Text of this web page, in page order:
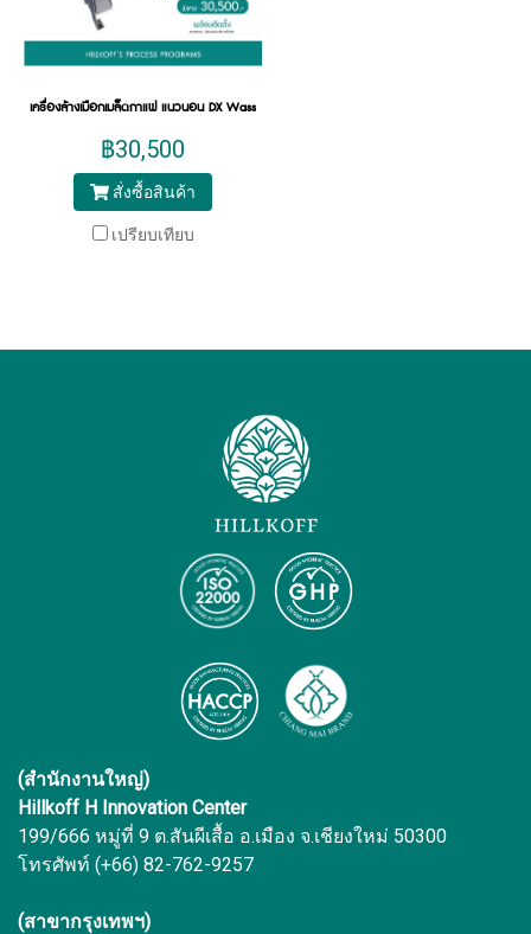
เครื่องล้างเมือกเมล็ดกาแฟ แนวนอน DX Wassun
฿30,500
สั่งซื้อสินค้า
เปรียบเทียบ
(สำนักงานใหญ่)
Hillkoff H Innovation Center
199/666 หมู่ที่ 9 ต.สันผีเสื้อ อ.เมือง จ.เชียงใหม่ 50300
โทรศัพท์ (+66) 82-762-9257
(สาขากรุงเทพฯ)